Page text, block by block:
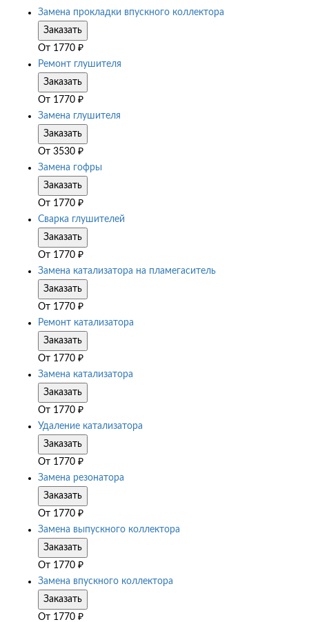
Замена прокладки впускного коллектора
Заказать
От 1770 ₽
Ремонт глушителя
Заказать
От 1770 ₽
Замена глушителя
Заказать
От 3530 ₽
Замена гофры
Заказать
От 1770 ₽
Сварка глушителей
Заказать
От 1770 ₽
Замена катализатора на пламегаситель
Заказать
От 1770 ₽
Ремонт катализатора
Заказать
От 1770 ₽
Замена катализатора
Заказать
От 1770 ₽
Удаление катализатора
Заказать
От 1770 ₽
Замена резонатора
Заказать
От 1770 ₽
Замена выпускного коллектора
Заказать
От 1770 ₽
Замена впускного коллектора
Заказать
От 1770 ₽